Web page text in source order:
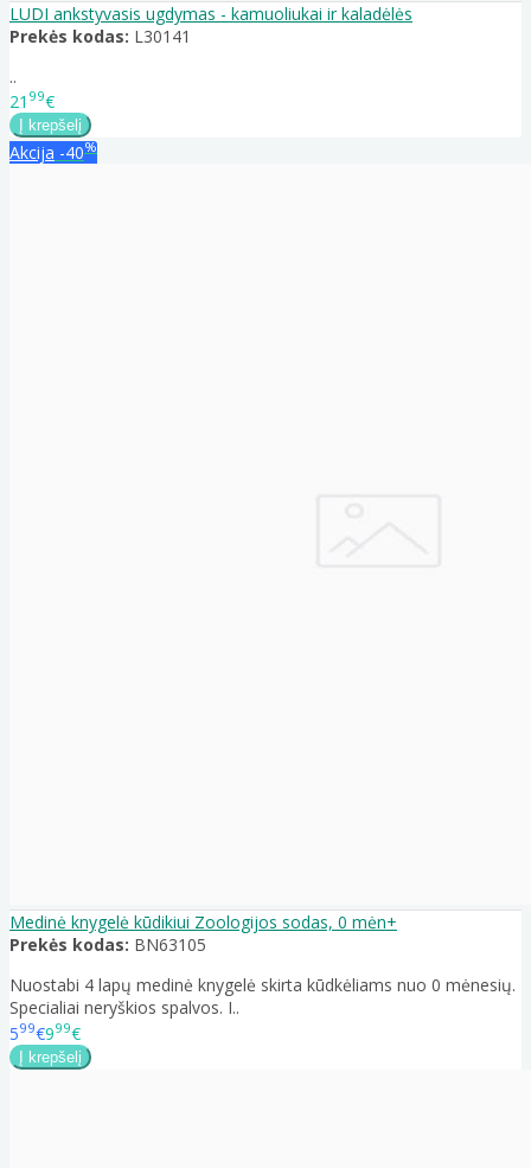
LUDI ankstyvasis ugdymas - kamuoliukai ir kaladėlės
Prekės kodas: L30141
..
21 99€
Akcija -40%
Medinė knygelė kūdikiui Zoologijos sodas, 0 mėn+
Prekės kodas: BN63105
Nuostabi 4 lapų medinė knygelė skirta kūdkėliams nuo 0 mėnesių.
Specialiai neryškios spalvos. I..
599€999€